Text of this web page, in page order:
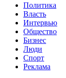
Политика
Власть
Интервью
Общество
Бизнес
Люди
Спорт
Реклама